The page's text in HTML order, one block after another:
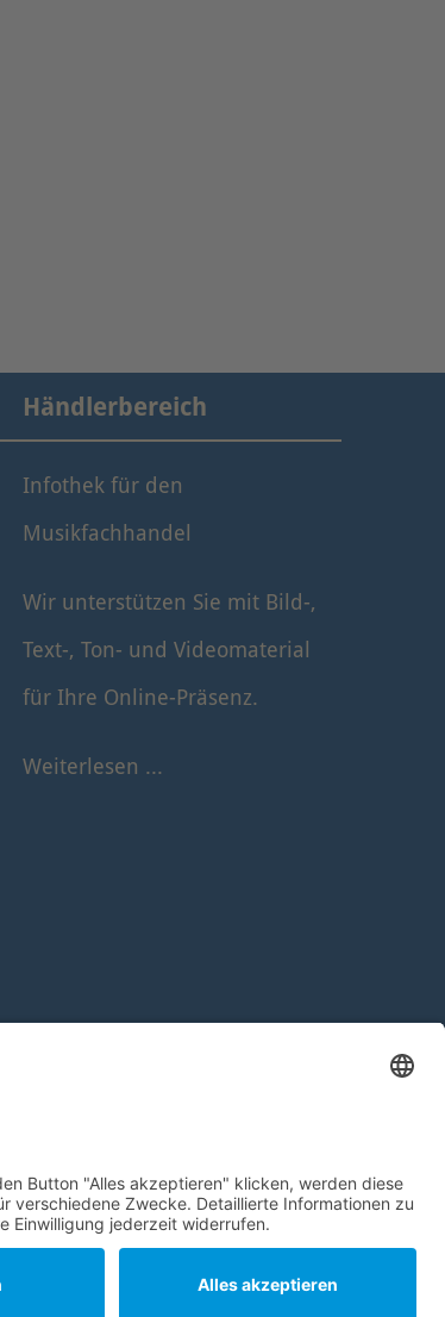
Händlerbereich
Infothek für den
Musikfachhandel
Wir unterstützen Sie mit Bild-,
Text-, Ton- und Videomaterial
für Ihre Online-Präsenz.
Weiterlesen ...